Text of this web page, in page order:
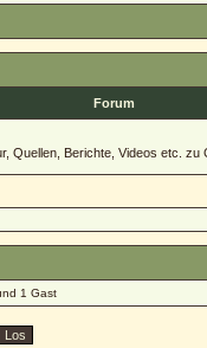
Forum
Quellen, Berichte, Videos etc. zu
1 Gast